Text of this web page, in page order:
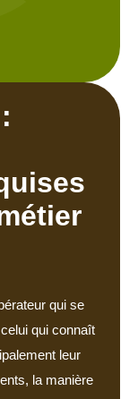
qui se
qui connaît
leur
la manière